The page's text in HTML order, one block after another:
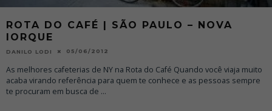
ROTA DO CAFÉ | SÃO PAULO – NOVA
IORQUE
DANILO LODI 05/06/2012
As melhores cafeterias de NY na Rota do Café Quando você viaja muito
acaba virando referência para quem te conhece e as pessoas sempre
te procuram em busca de ...